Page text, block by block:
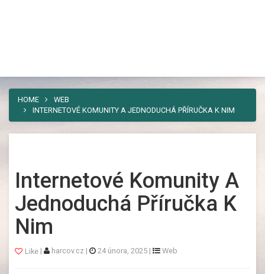
HOME
WEB
INTERNETOVÉ KOMUNITY A JEDNODUCHÁ PŘÍRUČKA K NIM
Internetové Komunity A
Jednoduchá Příručka K
Nim
Like| harcov.cz | 24 února, 2025| Web